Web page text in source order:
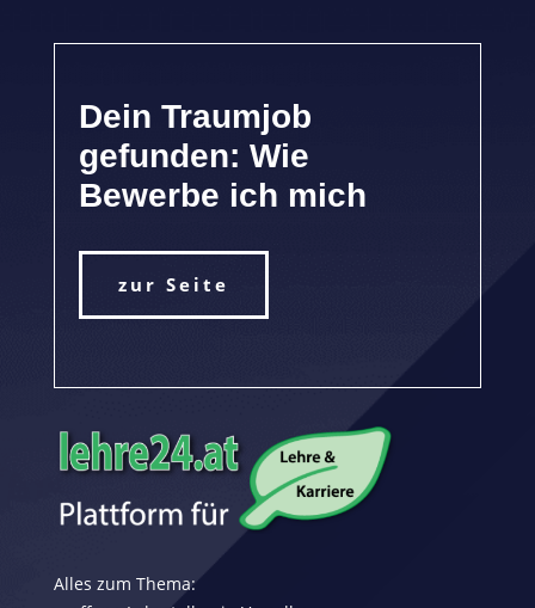
Dein Traumjob
gefunden: Wie
Bewerbe ich mich
zur Seite
Alles zum Thema: